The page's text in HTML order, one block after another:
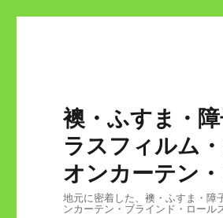
襖・ふすま・
ラスフィルム
オンカーテン
地元に密着した、襖・ふすま・障
ンカーテン・ブラインド・ロール